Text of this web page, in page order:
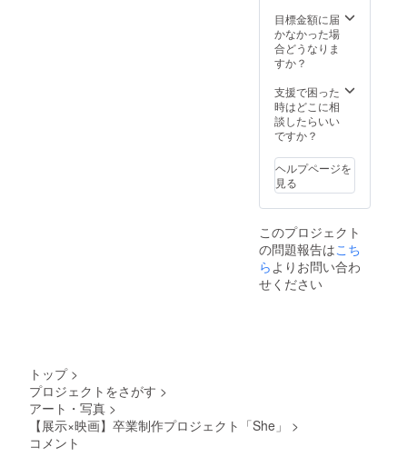
詳しくメールに
て打合せ等を行
う場合がござい
ます。） ・製品
ては作中に無理
なく使用出来る
ものを優先とさ
せていただきま
得ずSNSでのPR
に移行、もしく
は実施できない
場合がございま
す。ご了承くだ
さい。 ・PR期
間 映画内に使用
させていただけ
た場合→動画が
公開されている
（希望者のみ）
目標金額に届
かなかった場
合どうなりま
すか？
支援で困った
時はどこに相
談したらいい
ですか？
ヘルプページを
見る
このプロジェクト
の問題報告はこち
らよりお問い合わ
せください
トップ >
プロジェクトをさがす >
アート・写真 >
【展示×映画】卒業制作プロジェクト「She」
>
コメント